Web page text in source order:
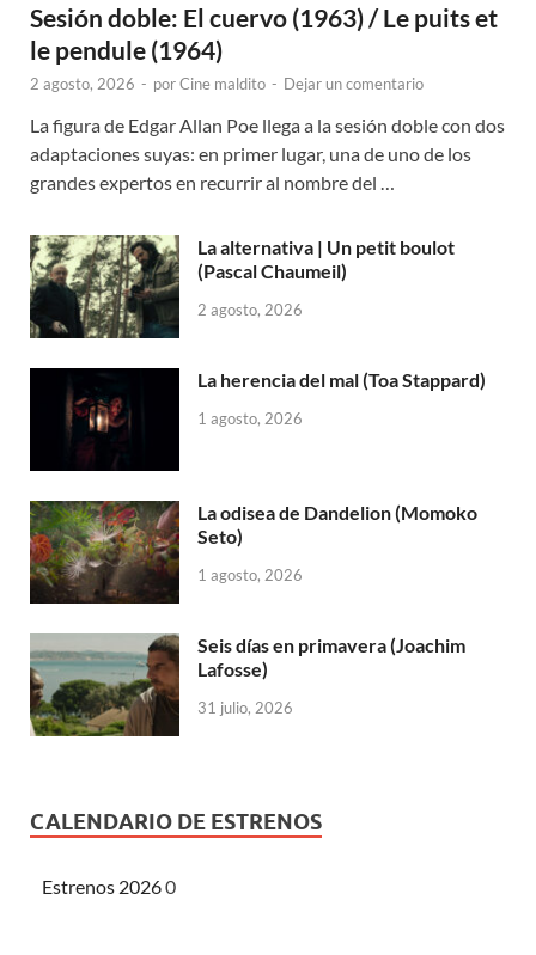
Sesión doble: El cuervo (1963) / Le puits et
le pendule (1964)
2 agosto, 2026 - porCine maldito - Dejar un comentario
La figura de Edgar Allan Poe llega a la sesión doble con dos
adaptaciones suyas: en primer lugar, una de uno de los
grandes expertos en recurrir al nombre del …
La alternativa | Un petit boulot
(Pascal Chaumeil)
2 agosto, 2026
La herencia del mal (Toa Stappard)
1 agosto, 2026
La odisea de Dandelion (Momoko
Seto)
1 agosto, 2026
Seis días en primavera (Joachim
Lafosse)
31 julio, 2026
CALENDARIO DE ESTRENOS
Estrenos 20260